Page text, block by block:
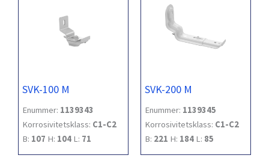
SVK-100 M
Enummer: 1139343
Korrosivitetsklass: C1-C2
B: 107 H: 104 L: 71
SVK-200 M
Enummer: 1139345
Korrosivitetsklass: C1-C2
B: 221 H: 184 L: 85